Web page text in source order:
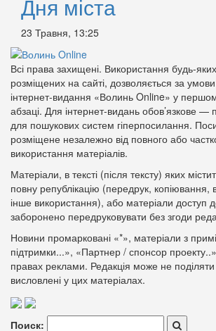
Дня міста
23 Травня, 13:25
Всі права захищені. Використання будь-
розміщених на сайті, дозволяється за
інтернет-видання «Волинь Online» у
абзаці. Для інтернет-видань обов’язкове —
для пошукових систем гіперпосилання.
розміщене незалежно від повного або
використання матеріалів.
Матеріали, в тексті (після тексту) яких
повну републікацію (передрук, копіювання,
інше використання), або матеріали доступ
заборонено передруковувати без згоди
Новини промарковані «*», матеріали з
підтримки...», «Партнер / спонсор
правах реклами. Редакція може не
висловлені у цих матеріалах.
Поиск: